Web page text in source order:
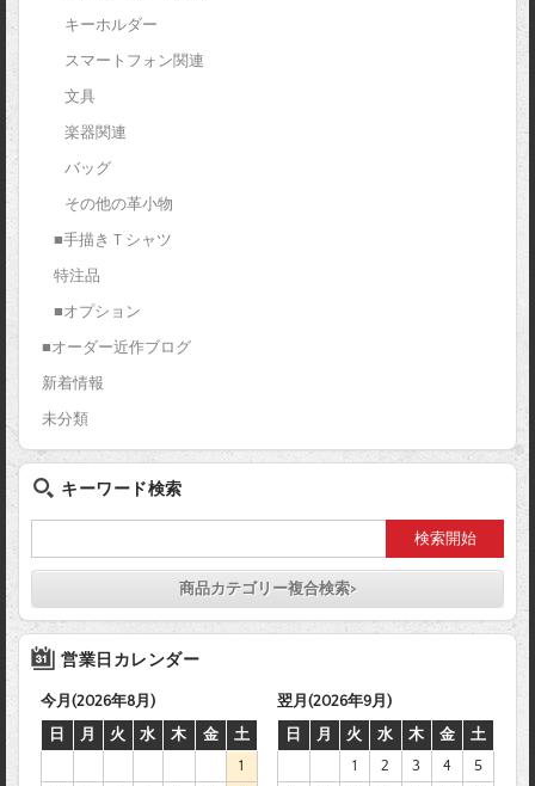
キーホルダー
スマートフォン関連
文具
楽器関連
バッグ
その他の革小物
■手描きＴシャツ
特注品
■オプション
■オーダー近作ブログ
新着情報
未分類
キーワード検索
商品カテゴリー複合検索>
営業日カレンダー
今月(2026年8月)
日
月 火 水 木 金
土
1
翌月(2026年9月)
日
月 火 水 木 金
土
1
2 3 4
5